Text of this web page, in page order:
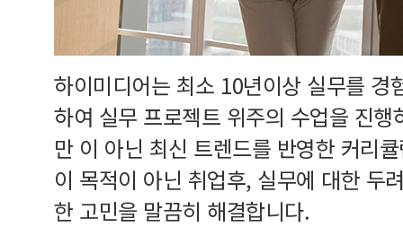
하이미디어는 최소 10년이상 실무를 경
하여 실무 프로젝트 위주의 수업을 진
만 이 아닌 최신 트렌드를 반영한 커리
이 목적이 아닌 취업후, 실무에 대한 두
한 고민을 말끔히 해결합니다.